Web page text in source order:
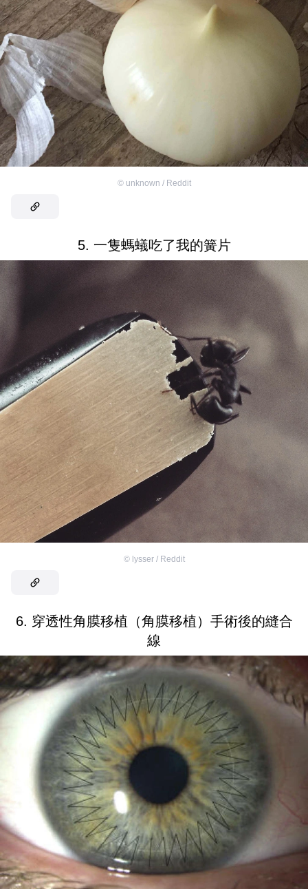
© unknown / Reddit
5. 一隻螞蟻吃了我的簧片
© lysser / Reddit
6. 穿透性角膜移植（角膜移植）手術後的縫合
線